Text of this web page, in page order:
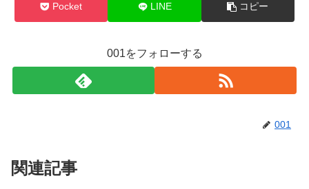
Pocket LINE コピー
001をフォローする
001
関連記事